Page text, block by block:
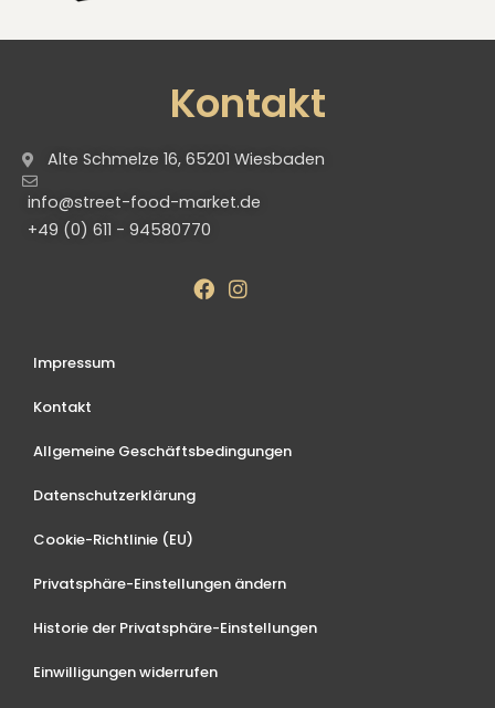
Kontakt
Alte Schmelze 16, 65201 Wiesbaden
info@street-food-market.de
+49 (0) 611 - 94580770
Impressum
Kontakt
Allgemeine Geschäftsbedingungen
Datenschutzerklärung
Cookie-Richtlinie (EU)
Privatsphäre-Einstellungen ändern
Historie der Privatsphäre-Einstellungen
Einwilligungen widerrufen